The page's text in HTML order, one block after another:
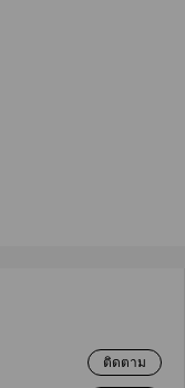
ติดตาม